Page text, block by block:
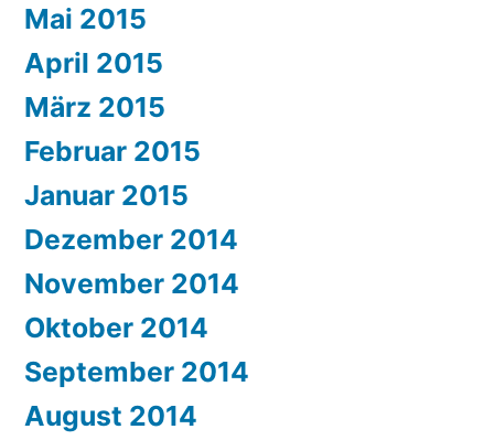
Mai 2015
April 2015
März 2015
Februar 2015
Januar 2015
Dezember 2014
November 2014
Oktober 2014
September 2014
August 2014